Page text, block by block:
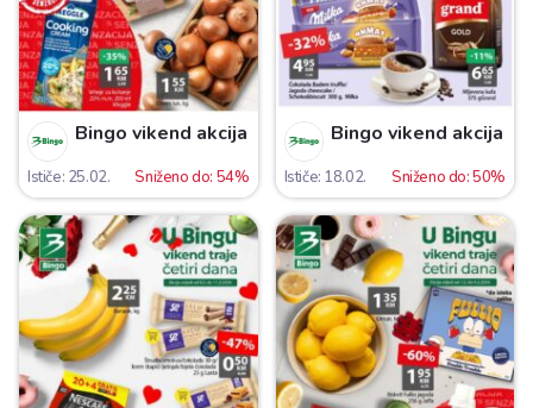
Bingo vikend akcija
Ističe: 25.02. Sniženo do: 54%
Bingo vikend akcija
Ističe: 18.02. Sniženo do: 50%